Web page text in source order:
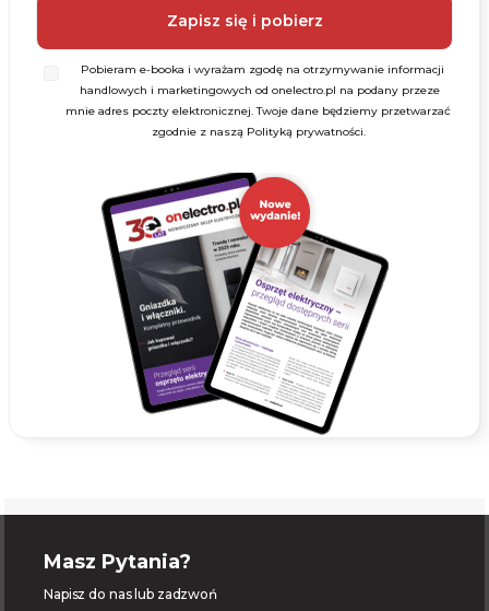
Pobieram e-booka i wyrażam zgodę na otrzymywanie informacji
handlowych i marketingowych od onelectro.pl na podany przeze
mnie adres poczty elektronicznej. Twoje dane będziemy przetwarzać
zgodnie z naszą Polityką prywatności.
Masz Pytania?
Napisz do nas lub zadzwoń